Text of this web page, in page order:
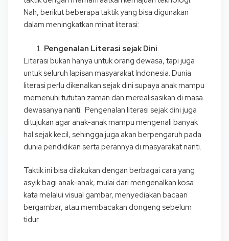
Nah, berikut beberapa taktik yang bisa digunakan
dalam meningkatkan minat literasi:
Pengenalan Literasi sejak Dini
Literasi bukan hanya untuk orang dewasa, tapi juga
untuk seluruh lapisan masyarakat Indonesia. Dunia
literasi perlu dikenalkan sejak dini supaya anak mampu
memenuhi tututan zaman dan merealisasikan di masa
dewasanya nanti. Pengenalan literasi sejak dini juga
ditujukan agar anak-anak mampu mengenali banyak
hal sejak kecil, sehingga juga akan berpengaruh pada
dunia pendidikan serta perannya di masyarakat nanti.
Taktik ini bisa dilakukan dengan berbagai cara yang
asyik bagi anak-anak, mulai dari mengenalkan kosa
kata melalui visual gambar, menyediakan bacaan
bergambar, atau membacakan dongeng sebelum
tidur.